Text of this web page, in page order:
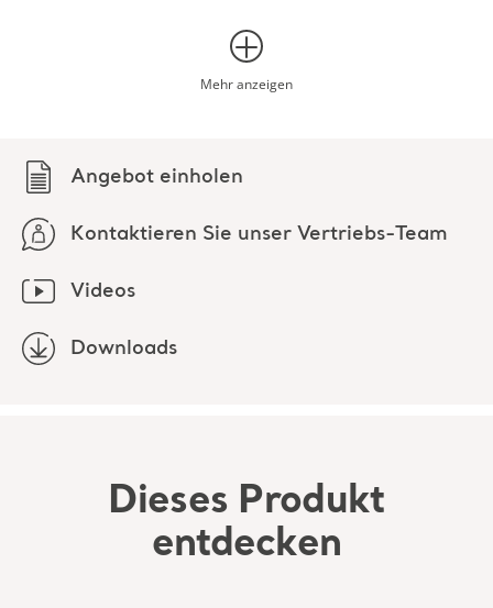
Angebot einholen
Kontaktieren Sie unser Vertriebs-Team
Videos
Downloads
Mehr anzeigen
Dieses Produkt
entdecken